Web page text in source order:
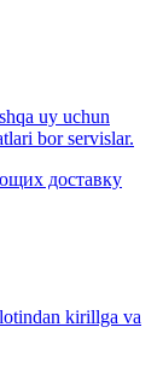
uy uchun
bor servislar.
доставку
kirillga va